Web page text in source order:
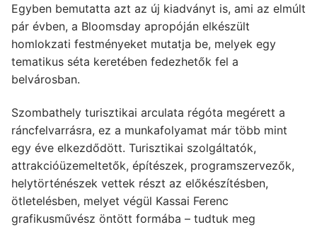
Egyben bemutatta azt az új kiadványt is, ami az elmúlt
pár évben, a Bloomsday apropóján elkészült
homlokzati festményeket mutatja be, melyek egy
tematikus séta keretében fedezhetők fel a
belvárosban.
Szombathely turisztikai arculata régóta megérett a
ráncfelvarrásra, ez a munkafolyamat már több mint
egy éve elkezdődött. Turisztikai szolgáltatók,
attrakcióüzemeltetők, építészek, programszervezők,
helytörténészek vettek részt az előkészítésben,
ötletelésben, melyet végül Kassai Ferenc
grafikusművész öntött formába – tudtuk meg